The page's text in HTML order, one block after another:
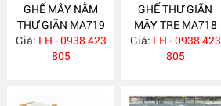
GHẾ MÂY NẰM
THƯ GIÃN MA719
Giá: LH - 0938 423
805
GHẾ THƯ GIÃN
MÂY TRE MA718
Giá: LH - 0938 423
805